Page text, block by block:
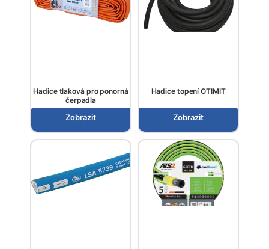
Hadice tlaková pro ponorná
čerpadla
Zobrazit
Hadice topení OTIMIT
Zobrazit